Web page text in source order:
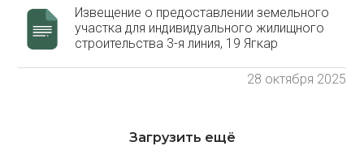
Извещение о предоставлении земельного
участка для индивидуального жилищного
строительства 3-я линия, 19 Ягкар
28 октября 2025
Загрузить ещё